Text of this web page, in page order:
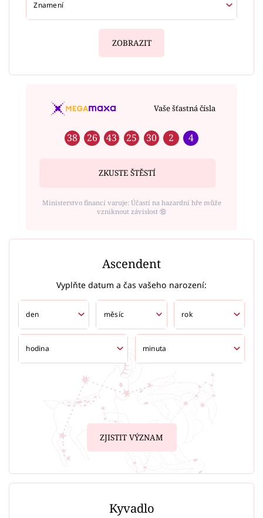
ZOBRAZIT
Vaše šťastná čísla
38 26 43 25 30 2 4
ZKUSTE ŠTĚSTÍ
Ministerstvo financí varuje: Účastí na hazardní hře může
vzniknout závislost ⑱
Ascendent
Vyplňte datum a čas vašeho narození:
ZJISTIT VÝZNAM
Kyvadlo